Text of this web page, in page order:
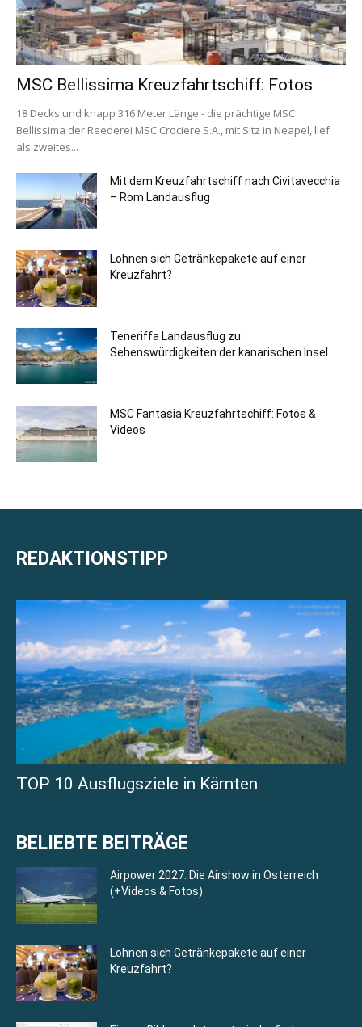
MSC Bellissima Kreuzfahrtschiff: Fotos
18 Decks und knapp 316 Meter Länge - die prächtige MSC
Bellissima der Reederei MSC Crociere S.A., mit Sitz in Neapel, lief
als zweites...
Mit dem Kreuzfahrtschiff nach Civitavecchia
– Rom Landausflug
Lohnen sich Getränkepakete auf einer
Kreuzfahrt?
Teneriffa Landausflug zu
Sehenswürdigkeiten der kanarischen Insel
MSC Fantasia Kreuzfahrtschiff: Fotos &
Videos
REDAKTIONSTIPP
TOP 10 Ausflugsziele in Kärnten
BELIEBTE BEITRÄGE
Airpower 2027: Die Airshow in Österreich
(+Videos & Fotos)
Lohnen sich Getränkepakete auf einer
Kreuzfahrt?